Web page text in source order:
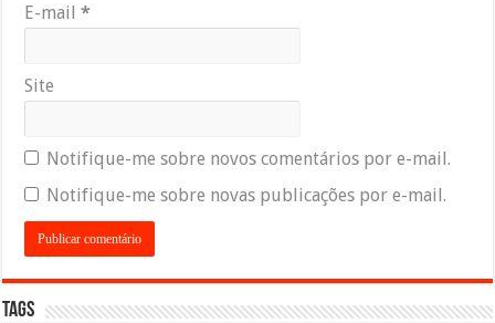
E-mail*
Site
Notifique-me sobre novos comentários por e-mail.
Notifique-me sobre novas publicações por e-mail.
Tags